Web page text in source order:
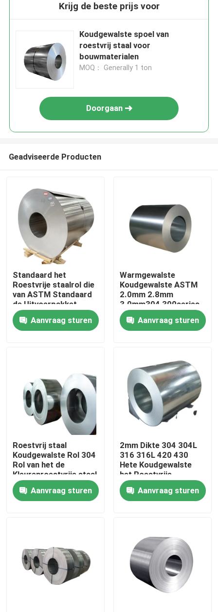
Thuis
video's
Over ons
Fabriekstocht
Kwaliteitscontrole
Vraag een offerte
Krijg de beste prijs voor
Koudgewalste spoel van
roestvrij staal voor
bouwmaterialen
MOQ： Generally 1 ton
Doorgaan
Geadviseerde Producten
Standaard het
Roestvrije staalrol die
van ASTM Standaard
de Uitvoerpakket
verpakt
Aanvraag sturen
Warmgewalste
Koudgewalste ASTM
2.0mm 2.8mm
3.0mm304 300series
laste het Roestvrije
staalrol van de
Legeringsrang 2B
Aanvraag sturen
Roestvrij staal
Koudgewalste Rol 304
Rol van het de
Kleurenroestvrije staal
van 304L 321 de
Opgepoetste
Aanvraag sturen
2mm Dikte 304 304L
316 316L 420 430
Hete Koudgewalste
het Roestvrije
staalrollen van
06cr19ni10
Aanvraag sturen